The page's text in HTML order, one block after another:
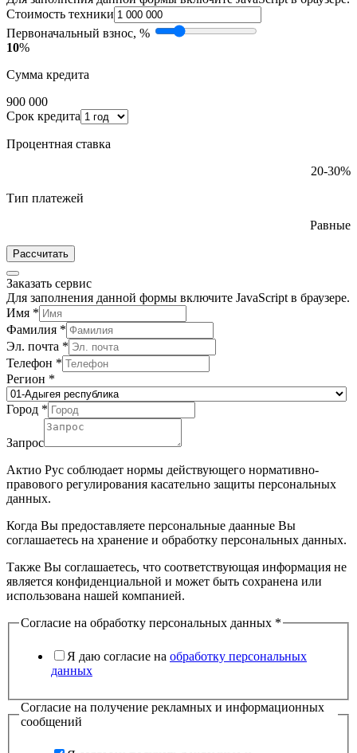
Стоимость техники
Первоначальный взнос, %
10%
Сумма кредита
900 000
Срок кредита
Процентная ставка
20-30%
Тип платежей
Равные
Рассчитать
Заказать сервис
Для заполнения данной формы включите JavaScript в браузере.
Имя *
Фамилия *
Эл. почта *
Телефон *
Регион *
Город *
Запрос
Актио Рус соблюдает нормы действующего нормативно-
правового регулирования касательно защиты персональных
данных.
Когда Вы предоставляете персональные даанные Вы
соглашаетесь на хранение и обработку персональных данных.
Также Вы соглашаетесь, что соответствующая информация не
является конфиденциальной и может быть сохранена или
использована нашей компанией.
Согласие на обработку персональных данных *
Я даю согласие на обработку персональных
данных
Согласие на получение рекламных и информационных
сообщений